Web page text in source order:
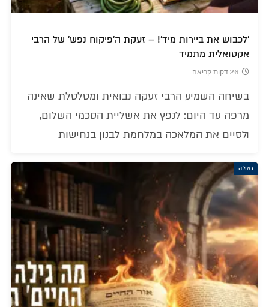
'לכבוש את ביירות מיד'! – זעקת ה'פיקוח נפש' של הרבי
אקטואלית מתמיד
26 דקות קריאה
בשיחה השמיע הרבי זעקה נבואית ומטלטלת שאינה
מרפה עד היום: לנפץ את אשליית הסכמי השלום,
ולסיים את המלאכה במלחמת לבנון בנחישות
גאולה